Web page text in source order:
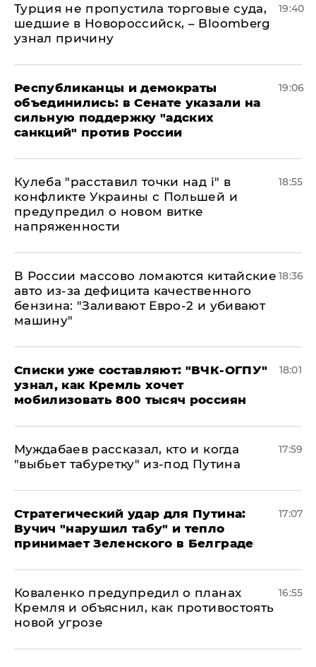
Турция не пропустила торговые суда,
шедшие в Новороссийск, – Bloomberg
узнал причину
19:40
Республиканцы и демократы
объединились: в Сенате указали на
сильную поддержку "адских
санкций" против России
19:06
Кулеба "расставил точки над і" в
конфликте Украины с Польшей и
предупредил о новом витке
напряженности
18:55
В России массово ломаются китайские
авто из-за дефицита качественного
бензина: "Заливают Евро-2 и убивают
машину"
18:36
Списки уже составляют: "ВЧК-ОГПУ"
узнал, как Кремль хочет
мобилизовать 800 тысяч россиян
18:01
Муждабаев рассказал, кто и когда
"выбьет табуретку" из-под Путина
17:59
Стратегический удар для Путина:
Вучич "нарушил табу" и тепло
принимает Зеленского в Белграде
17:07
Коваленко предупредил о планах
Кремля и объяснил, как противостоять
новой угрозе
16:55